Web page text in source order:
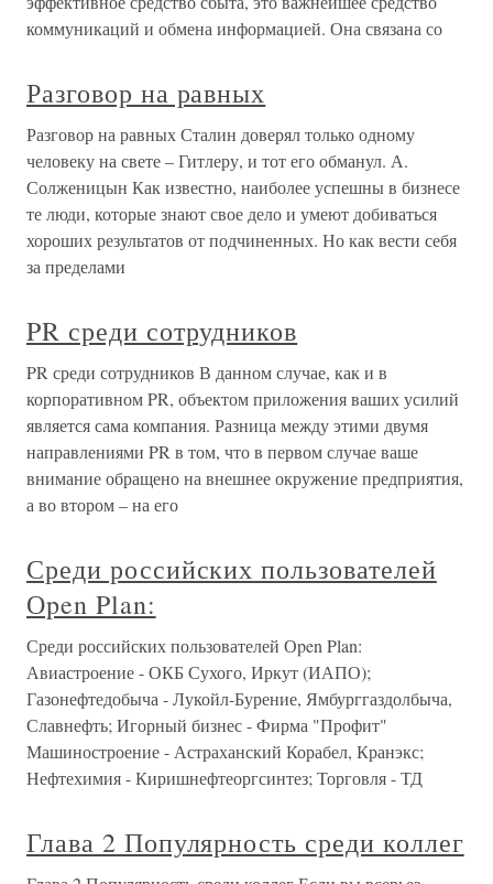
коммуникаций и обмена информацией. Она связана со
Разговор на равных
Разговор на равных Сталин доверял только одному
человеку на свете – Гитлеру, и тот его обманул. А.
Солженицын Как известно, наиболее успешны в бизнесе
те люди, которые знают свое дело и умеют добиваться
хороших результатов от подчиненных. Но как вести себя
за пределами
PR среди сотрудников
PR среди сотрудников В данном случае, как и в
корпоративном PR, объектом приложения ваших усилий
является сама компания. Разница между этими двумя
направлениями PR в том, что в первом случае ваше
внимание обращено на внешнее окружение предприятия,
а во втором – на его
Среди российских пользователей
Оpen Plan:
Среди российских пользователей Оpen Plan:
Авиастроение - ОКБ Сухого, Иркут (ИАПО);
Газонефтедобыча - Лукойл-Бурение, Ямбурггаздолбыча,
Славнефть; Игорный бизнес - Фирма "Профит"
Машиностроение - Астраханский Корабел, Кранэкс;
Нефтехимия - Киришнефтеоргсинтез; Торговля - ТД
Глава 2 Популярность среди коллег